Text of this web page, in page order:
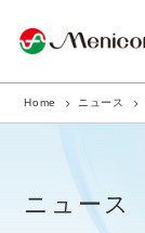
企業情報
商品サイト
Home ニュース
ニュース